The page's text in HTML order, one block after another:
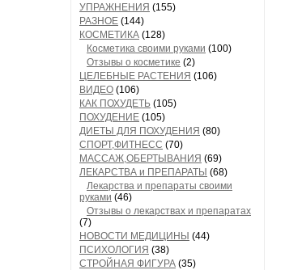
УПРАЖНЕНИЯ (155)
РАЗНОЕ (144)
КОСМЕТИКА (128)
Косметика своими руками (100)
Отзывы о косметике (2)
ЦЕЛЕБНЫЕ РАСТЕНИЯ (106)
ВИДЕО (106)
КАК ПОХУДЕТЬ (105)
ПОХУДЕНИЕ (105)
ДИЕТЫ ДЛЯ ПОХУДЕНИЯ (80)
СПОРТ,ФИТНЕСС (70)
МАССАЖ,ОБЕРТЫВАНИЯ (69)
ЛЕКАРСТВА и ПРЕПАРАТЫ (68)
Лекарства и препараты своими
руками (46)
Отзывы о лекарствах и препаратах
(7)
НОВОСТИ МЕДИЦИНЫ (44)
ПСИХОЛОГИЯ (38)
СТРОЙНАЯ ФИГУРА (35)